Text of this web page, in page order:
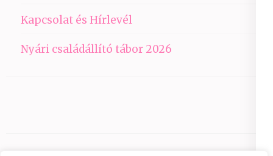
Kapcsolat és Hírlevél
Nyári családállító tábor 2026